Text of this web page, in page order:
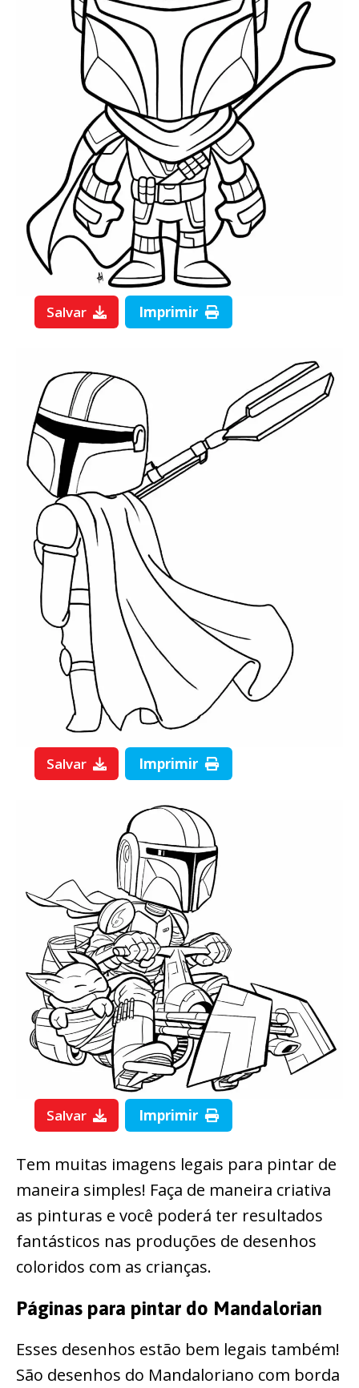
Salvar Imprimir
Salvar Imprimir
Salvar Imprimir
Tem muitas imagens legais para pintar de
maneira simples! Faça de maneira criativa
as pinturas e você poderá ter resultados
fantásticos nas produções de desenhos
coloridos com as crianças.
Páginas para pintar do Mandalorian
Esses desenhos estão bem legais também!
São desenhos do Mandaloriano com borda